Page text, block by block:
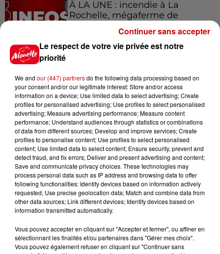
À LA UNE : incendie à La
Rochelle, mégaferme de
Jeux Voir plus
Gagnez vos places pour le
Festival du Roi Arthur 2026 !
Gagnez vos entrées pour le
Musée du Sport Automobile au
Mans !
Alouette vous invite à
Futuroscope Xperiences !
Le respect de votre vie privée est notre
priorité
We and our (447) partnersdo the following data processing based on
your consent and/or our legitimate interest: Store and/or access
information on a device; Use limited data to select advertising; Create
profiles for personalised advertising; Use profiles to select personalised
advertising; Measure advertising performance; Measure content
performance; Understand audiences through statistics or combinations
of data from different sources; Develop and improve services; Create
profiles to personalise content; Use profiles to select personalised
content; Use limited data to select content; Ensure security, prevent and
detect fraud, and fix errors; Deliver and present advertising and content;
Save and communicate privacy choices. These technologies may
process personal data such as IP address and browsing data to offer
following functionalities: Identify devices based on information actively
requested; Use precise geolocation data; Match and combine data from
other data sources; Link different devices; Identify devices based on
information transmitted automatically.
Vous pouvez accepter en cliquant sur "Accepter et fermer", ou affiner en
sélectionnant les finalités et/ou partenaires dans "Gérer mes choix".
Vous pouvez également refuser en cliquant sur "Continuer sans
Continuer sans accepter